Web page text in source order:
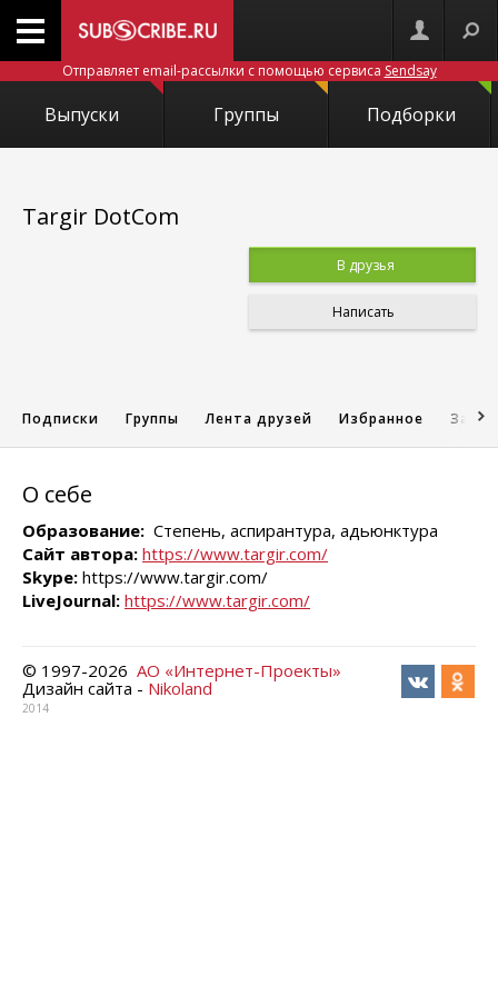
Отправляет email-рассылки с помощью сервиса Sendsay
Выпуски Группы Подборки
Targir DotCom
В друзья
Написать
Подписки Группы Лента друзей Избранное
О себе
Образование: Степень, аспирантура, адьюнктура
Сайт автора: https://www.targir.com/
Skype: https://www.targir.com/
LiveJournal: https://www.targir.com/
© 1997-2026 АО «Интернет-Проекты»
Дизайн сайта - Nikoland
2014